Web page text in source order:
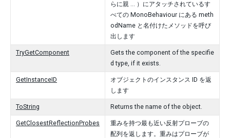
らに親 ... ）にアタッチされているす
べての MonoBehaviour にある meth
odName と名付けたメソッドを呼び
出します
TryGetComponent
Gets the component of the specifie
d type, if it exists.
GetInstanceID
オブジェクトのインスタンス ID を返
します
ToString Returns the name of the object.
GetClosestReflectionProbes
重みを持つ最も近い反射プローブの
配列を返します。重みはプローブが